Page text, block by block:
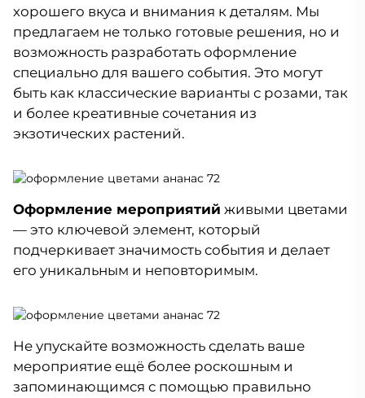
хорошего вкуса и внимания к деталям. Мы
предлагаем не только готовые решения, но и
возможность разработать оформление
специально для вашего события. Это могут
быть как классические варианты с розами, так
и более креативные сочетания из
экзотических растений.
Оформление мероприятий живыми цветами
— это ключевой элемент, который
подчеркивает значимость события и делает
его уникальным и неповторимым.
Не упускайте возможность сделать ваше
мероприятие ещё более роскошным и
запоминающимся с помощью правильно